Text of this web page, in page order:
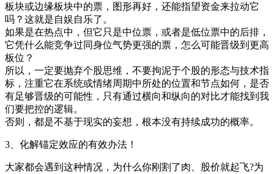
板块或边缘板块中的票，图形再好，还能指望资金来拉动它
吗？这就是自娱自乐了。
如果是在热点中，但它只是中位票，或者是低位票中的后排，
它凭什么能竞争过同身位气势更强的票，怎么可能晋级到更高
板位？
所以，一定要抛弃个股思维，不要拘泥于个股的形态与技术指
标，注重它在系统或情绪周期中所处的位置和节点如何，是否
有足够晋级的可能性，只有通过横向和纵向的对比才能找到我
们要把控的逻辑。
否则，都是不基于现实的妄想，根本没有持续成功的概率。
3、化解锚定效应的有效办法！
大家都会遇到这种情况，为什么你刚割了肉、股价就起飞?为